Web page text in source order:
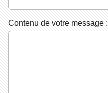
Contenu de votre message :